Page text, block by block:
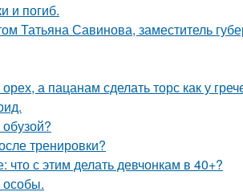
и погиб.
Татьяна Савинова, заместитель
а пацанам сделать торс как у
тренировки?
с этим делать девчонкам в 40+?
особы.